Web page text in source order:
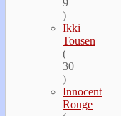
9
)
Ikki
Tousen
(
30
)
Innocent
Rouge